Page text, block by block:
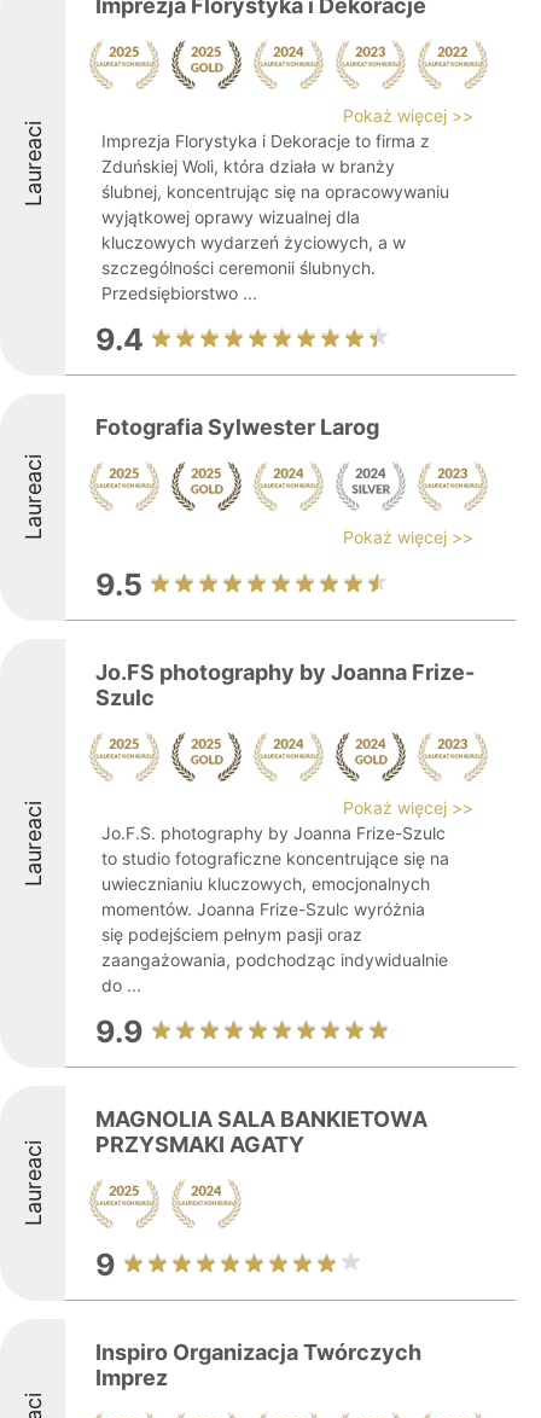
Laureaci
Imprezja Florystyka i Dekoracje
Pokaż więcej >>
Imprezja Florystyka i Dekoracje to firma z
Zduńskiej Woli, która działa w branży
ślubnej, koncentrując się na opracowywaniu
wyjątkowej oprawy wizualnej dla
kluczowych wydarzeń życiowych, a w
szczególności ceremonii ślubnych.
Przedsiębiorstwo ...
9.4
Laureaci
Fotografia Sylwester Larog
Pokaż więcej >>
9.5
Laureaci
Jo.FS photography by Joanna Frize-
Szulc
Pokaż więcej >>
Jo.F.S. photography by Joanna Frize-Szulc
to studio fotograficzne koncentrujące się na
uwiecznianiu kluczowych, emocjonalnych
momentów. Joanna Frize-Szulc wyróżnia
się podejściem pełnym pasji oraz
zaangażowania, podchodząc indywidualnie
do ...
9.9
Laureaci
MAGNOLIA SALA BANKIETOWA
PRZYSMAKI AGATY
9
Inspiro Organizacja Twórczych
Imprez